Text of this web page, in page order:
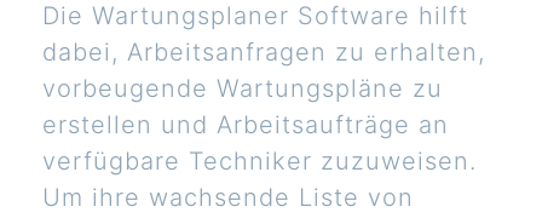
Die Wartungsplaner Software hilft
dabei, Arbeitsanfragen zu erhalten,
vorbeugende Wartungspläne zu
erstellen und Arbeitsaufträge an
verfügbare Techniker zuzuweisen.
Um ihre wachsende Liste von